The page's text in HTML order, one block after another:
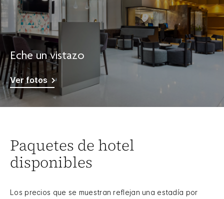
Eche un vistazo
Ver fotos
Paquetes de hotel
disponibles
Los precios que se muestran reflejan una estadía por